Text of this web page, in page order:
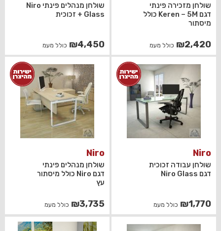
שולחן מזכירה פינתי
דגם Keren – 5M כולל
מיסתור
₪2,420 כולל מעמ
שולחן מנהלים פינתי Niro
Glass + זכוכית
₪4,450 כולל מעמ
Niro
שולחן עבודה זכוכית
דגם Niro Glass
₪1,770 כולל מעמ
Niro
שולחן מנהלים פינתי
דגם Niro כולל מיסתור
עץ
₪3,735 כולל מעמ